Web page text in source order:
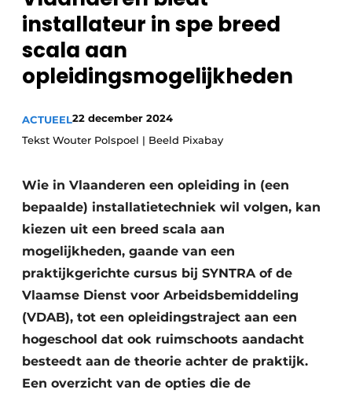
Vacature aanmelden
Vacatures
Video’s
Sanitair
Binnenklimaat
Brandbeveiliging
Warmtepompen
installateur in spe breed
scala aan
opleidingsmogelijkheden
ACTUEEL22 december 2024
Tekst Wouter Polspoel | Beeld Pixabay
Wie in Vlaanderen een opleiding in (een
bepaalde) installatietechniek wil volgen, kan
kiezen uit een breed scala aan
mogelijkheden, gaande van een
praktijkgerichte cursus bij SYNTRA of de
Vlaamse Dienst voor Arbeidsbemiddeling
(VDAB), tot een opleidingstraject aan een
hogeschool dat ook ruimschoots aandacht
besteedt aan de theorie achter de praktijk.
Een overzicht van de opties die de